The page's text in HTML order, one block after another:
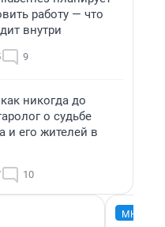
работу — что
внутри
9
никогда до
о судьбе
и его жителей в
10